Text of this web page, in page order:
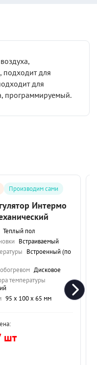
подходит для
для
программируемый.
Производим сами
Интермо
Теплый пол
Встраиваемый
Встроенный (по
Дисковое
температуры
95 х 100 х 65 мм
шт